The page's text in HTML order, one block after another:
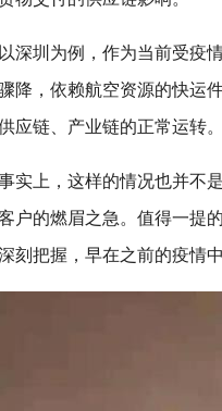
以深圳为例，作为当前受疫
降，依赖航空资源的快运
应链、产业链的正常运转。
实上，这样的情况也并不
户的燃眉之急。值得一提
刻把握，早在之前的疫情